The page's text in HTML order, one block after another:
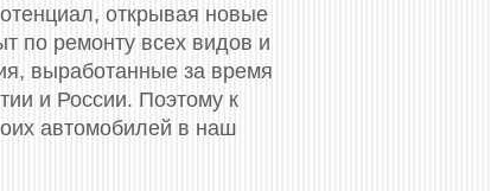
открывая новые
по ремонту всех видов и
выработанные за время
и России. Поэтому к
автомобилей в наш